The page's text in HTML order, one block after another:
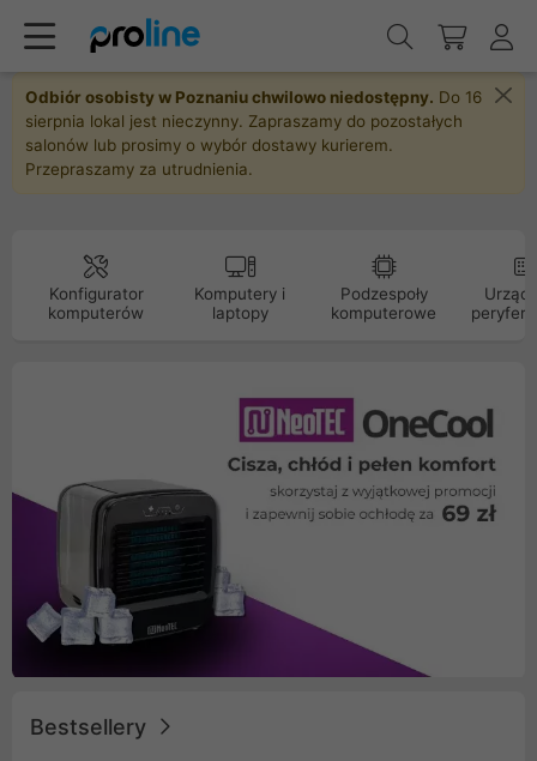
Odbiór osobisty w Poznaniu chwilowo niedostępny. Do 16
sierpnia lokal jest nieczynny. Zapraszamy do pozostałych
salonów lub prosimy o wybór dostawy kurierem.
Przepraszamy za utrudnienia.
Konfigurator
komputerów
Komputery i
laptopy
Podzespoły
komputerowe
Bestsellery